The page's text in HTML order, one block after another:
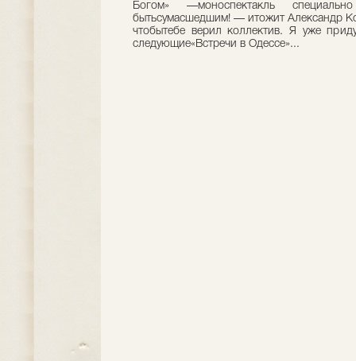
Богом» —моноспектакль
бытьсумасшедшим! — итожит Александр
чтобытебе верил коллектив. Я уже
следующие«Встречи в Одессе»...